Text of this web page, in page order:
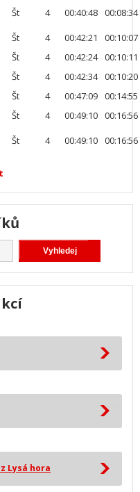
Št 4 00:40:48 00:08:34
Št 4 00:42:21
00:10:07
Št 4 00:42:24 00:10:11
Št 4 00:42:34 00:10:20
Št 4 00:47:09 00:14:55
Št 4 00:49:10 00:16:56
Št 4 00:49:10 00:16:56
Lysá hora